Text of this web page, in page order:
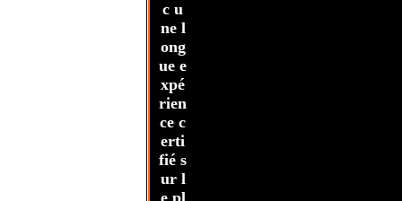
c u
ne l
ong
ue e
xpé
rien
ce c
erti
fié s
ur l
e pl